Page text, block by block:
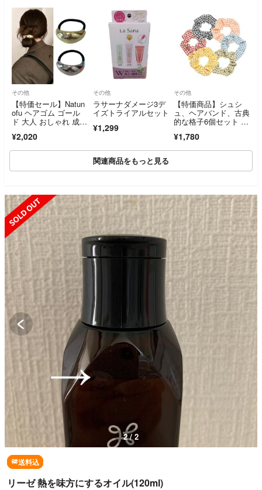
その他
【特価セール】Natun
ofu ヘアゴム ゴール
ド 大人 おしゃれ 成人
¥2,020
その他
ラサーナダメージ3デ
イズトライアルセット
¥1,299
その他
【特価商品】シュシ
ュ、ヘアバンド、古典
的な格子6個セット ヘ
¥1,780
関連商品をもっと見る
SOLD OUT
1 / 2
送料込
リーゼ 熱を味方にするオイル(120ml)